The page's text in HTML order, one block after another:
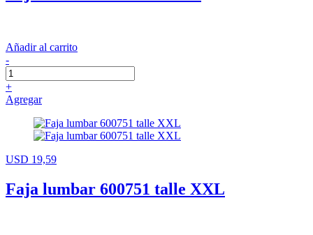
Añadir al carrito
-
+
Agregar
USD 19,59
Faja lumbar 600751 talle XXL